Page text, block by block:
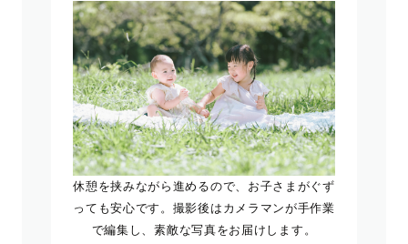
休憩を挟みながら進めるので、お子さまがぐず
っても安心です。撮影後はカメラマンが手作業
で編集し、素敵な写真をお届けします。